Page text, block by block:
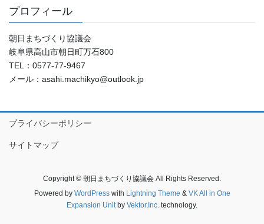
プロフィール
朝日まちづくり協議会
岐阜県高山市朝日町万石800
TEL：0577-77-9467
メール：asahi.machikyo@outlook.jp
プライバシーポリシー
サイトマップ
Copyright © 朝日まちづくり協議会 All Rights Reserved.
Powered by WordPresswith Lightning Theme & VK All in One
Expansion Unit by Vektor,Inc. technology.